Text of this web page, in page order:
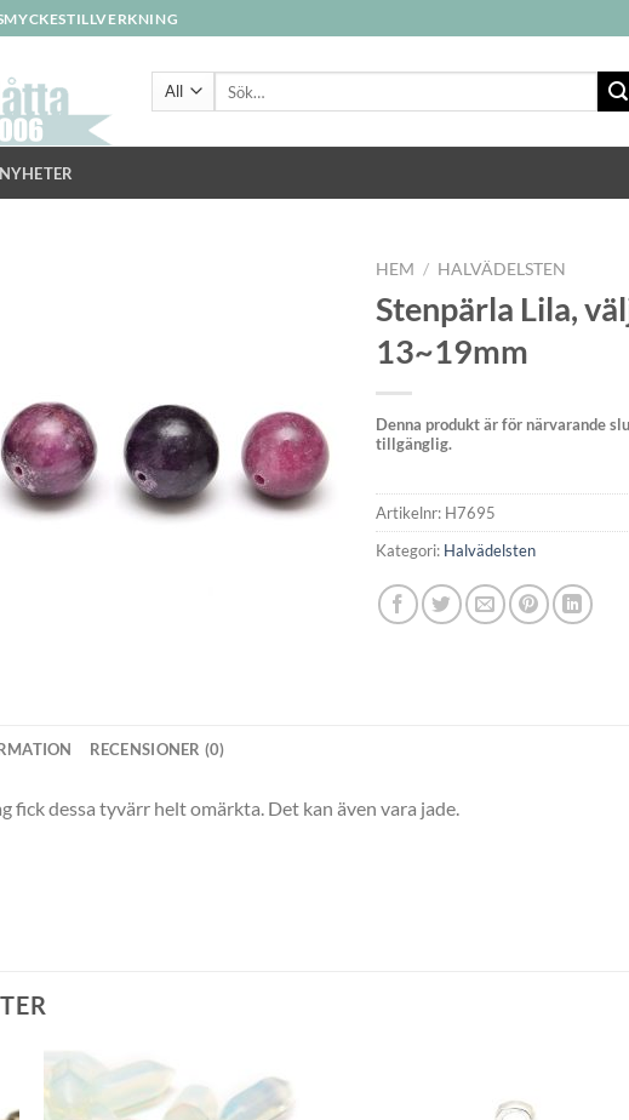
NYHETER
HEM / HALVÄDELSTEN
Stenpärla Lila,
13~19mm
Denna produkt är för närvarande
tillgänglig.
Artikelnr: H7695
Kategori: Halvädelsten
RECENSIONER (0)
fick dessa tyvärr helt omärkta. Det kan även vara jade.